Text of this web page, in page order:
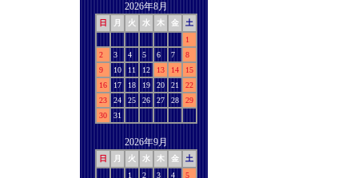
2026年8月
日 月 火 水 木 金
土
1
2
3 4 5 6 7
8
9
10 11 12 13 14
15
16
17 18 19 20 21
22
23
24 25 26 27 28
29
30
31
2026年9月
日 月 火 水 木 金
土
1
2 3 4 5